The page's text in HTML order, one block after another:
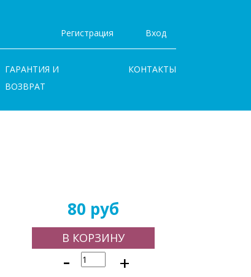
Регистрация Вход
ГАРАНТИЯ И
ВОЗВРАТ
КОНТАКТЫ
80 руб
В КОРЗИНУ
- +